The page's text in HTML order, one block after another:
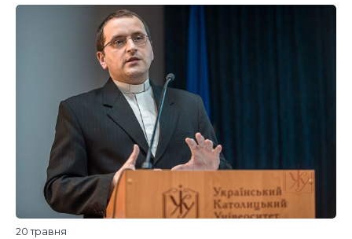
20 травня